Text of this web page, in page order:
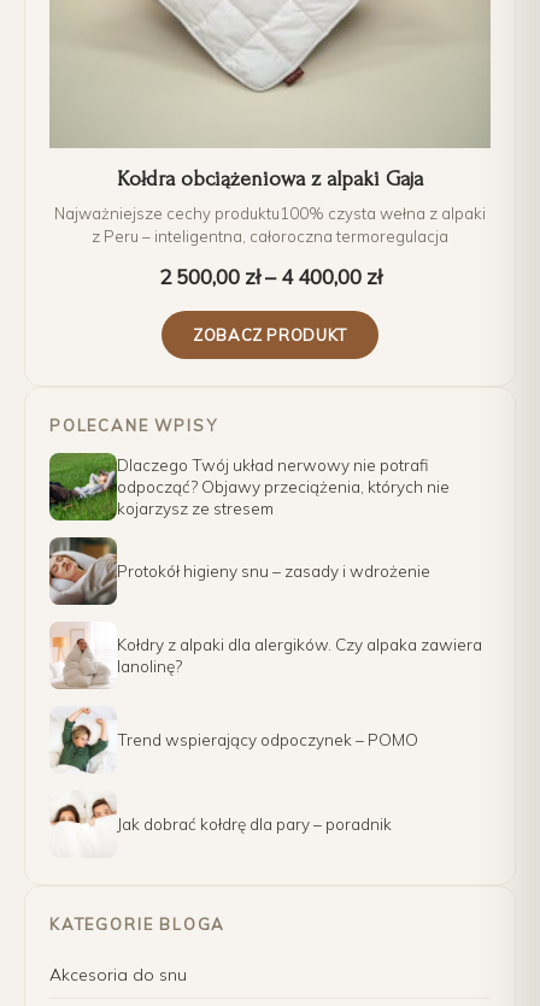
Kołdra obciążeniowa z alpaki Gaja
Najważniejsze cechy produktu100% czysta wełna z alpaki
z Peru – inteligentna, całoroczna termoregulacja
2 500,00 zł – 4 400,00 zł
ZOBACZ PRODUKT
POLECANE WPISY
Dlaczego Twój układ nerwowy nie potrafi
odpocząć? Objawy przeciążenia, których nie
kojarzysz ze stresem
Protokół higieny snu – zasady i wdrożenie
Kołdry z alpaki dla alergików. Czy alpaka zawiera
lanolinę?
Trend wspierający odpoczynek – POMO
Jak dobrać kołdrę dla pary – poradnik
KATEGORIE BLOGA
Akcesoria do snu